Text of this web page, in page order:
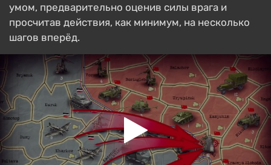
умом, предварительно оценив силы врага и
просчитав действия, как минимум, на несколько
шагов вперёд.